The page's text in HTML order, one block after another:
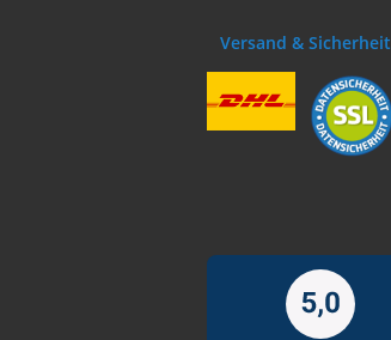
Versand & Sicherheit